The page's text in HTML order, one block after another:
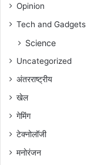
Opinion
Tech and Gadgets
Science
Uncategorized
अंतरराष्ट्रीय
खेल
गेमिंग
टेक्नोलॉजी
मनोरंजन